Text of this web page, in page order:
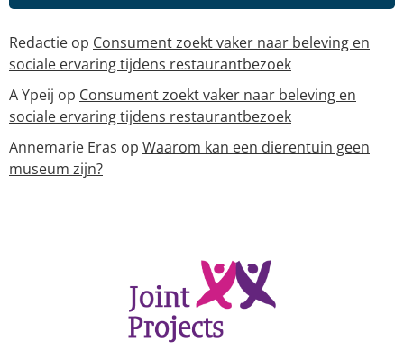
Redactie op Consument zoekt vaker naar beleving en
sociale ervaring tijdens restaurantbezoek
A Ypeij op Consument zoekt vaker naar beleving en
sociale ervaring tijdens restaurantbezoek
Annemarie Eras op Waarom kan een dierentuin geen
museum zijn?